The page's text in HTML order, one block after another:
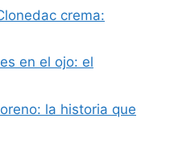
crema:
en el ojo: el
la historia que